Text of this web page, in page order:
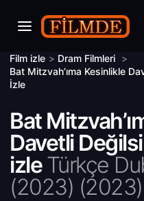
Film izle > Dram Filmleri >
Bat Mitzvah’ıma Kesinlikle
İzle
Bat
Davetli
izleTürkçe
(2023) (2023)